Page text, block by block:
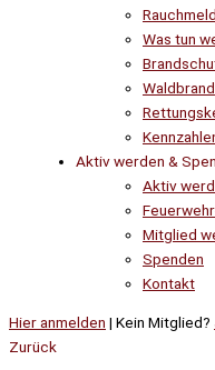
Was tun
Waldbrand
Aktiv werden &
Aktiv
Mitglied
Spenden
Kontakt
Hier anmelden | Kein Mitglied?
Zurück